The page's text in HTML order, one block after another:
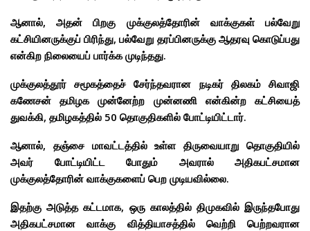
ஆனால், அதன் பிறகு முக்குலத்தோரின் வாக்குகள் பல்வேறு
கட்சியினருக்குப் பிரிந்து, பல்வேறு தரப்பினருக்கு ஆதரவு கொடுப்பது
என்கிற நிலையைப் பார்க்க முடிந்தது.
முக்குலத்தூர் சமூகத்தைச் சேர்ந்தவரான நடிகர் திலகம் சிவாஜி
கணேசன் தமிழக முன்னேற்ற முன்னணி என்கின்ற கட்சியைத்
துவக்கி, தமிழகத்தில் 50 தொகுதிகளில் போட்டியிட்டார்.
ஆனால், தஞ்சை மாவட்டத்தில் உள்ள திருவையாறு தொகுதியில்
அவர் போட்டியிட்ட போதும் அவரால் அதிகபட்சமான
முக்குலத்தோரின் வாக்குகளைப் பெற முடியவில்லை.
இதற்கு அடுத்த கட்டமாக, ஒரு காலத்தில் திமுகவில் இருந்தபோது
அதிகபட்சமான வாக்கு வித்தியாசத்தில் வெற்றி பெற்றவரான